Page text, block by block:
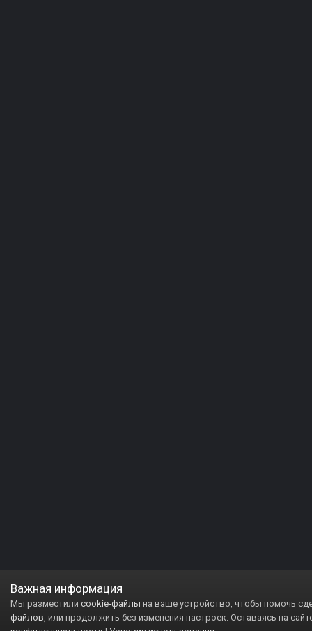
Важная информация
Мы разместили cookie-файлы на ваше устройство, чтобы помочь
файлов, или продолжить без изменения настроек. Оставаясь на